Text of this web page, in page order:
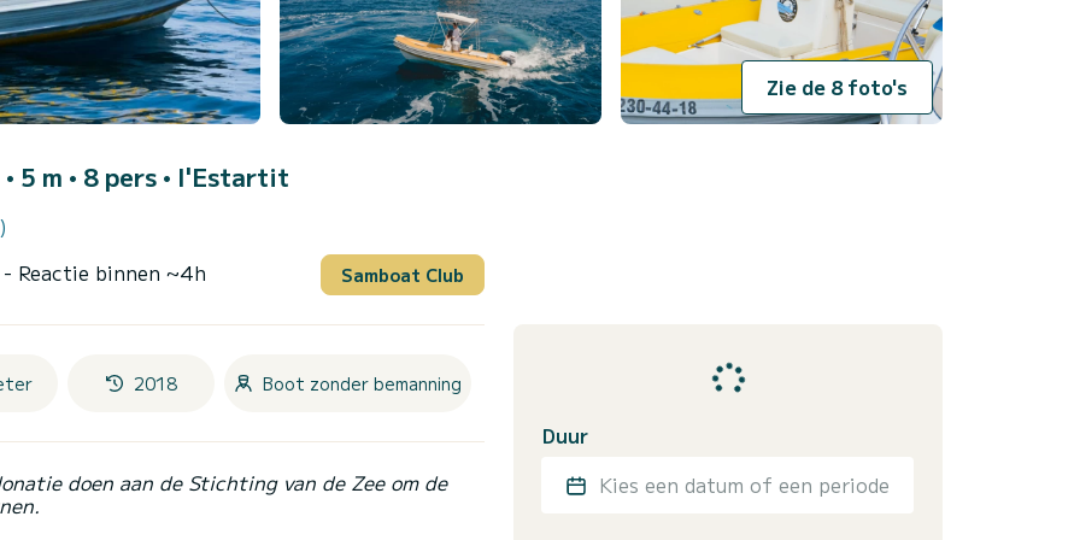
Zie de 8 foto's
5 m • 8 pers • l'Estartit
- Reactie binnen ~4h Samboat Club
2018 Boot zonder bemanning
doen aan de Stichting van de Zee om de
Duur
Kies een datum of een periode